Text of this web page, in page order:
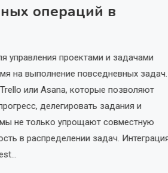
операций в
управления проектами и задачами
на выполнение повседневных задач.
или Asana, которые позволяют
делегировать задания и
не только упрощают совместную
в распределении задач.